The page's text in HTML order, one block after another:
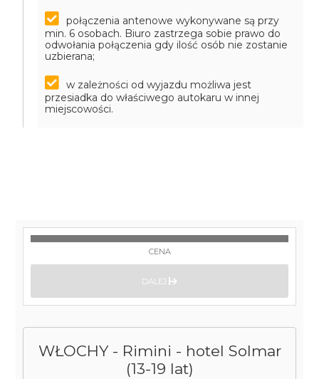
połączenia antenowe wykonywane są przy
min. 6 osobach. Biuro zastrzega sobie prawo do
odwołania połączenia gdy ilość osób nie zostanie
uzbierana;
w zależności od wyjazdu możliwa jest
przesiadka do właściwego autokaru w innej
miejscowości.
WŁOCHY - Rimini - hotel Solmar
(13-19 lat)
CENA
DALEJ